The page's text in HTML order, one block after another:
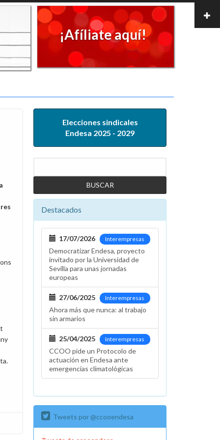
¡Afíliate aquí!
Elecciones sindicales
Endesa 2025 - 2029
Destacados
Interempresas
17/07/2026
Democratizar Endesa, proyecto
invitado por la Universidad de
Sevilla para unas jornadas
europeas
Interempresas
27/06/2025
Ahora más que nunca: al trabajo
sin armarios
Interempresas
25/04/2025
CCOO pide un Protocolo de
actuación en Endesa ante
emergencias climatológicas
Tweets por @ccooendesa